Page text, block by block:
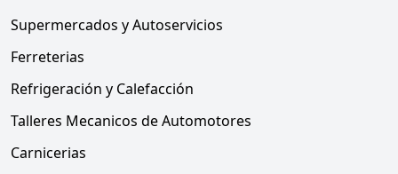
Supermercados y Autoservicios
Ferreterias
Refrigeración y Calefacción
Talleres Mecanicos de Automotores
Carnicerias